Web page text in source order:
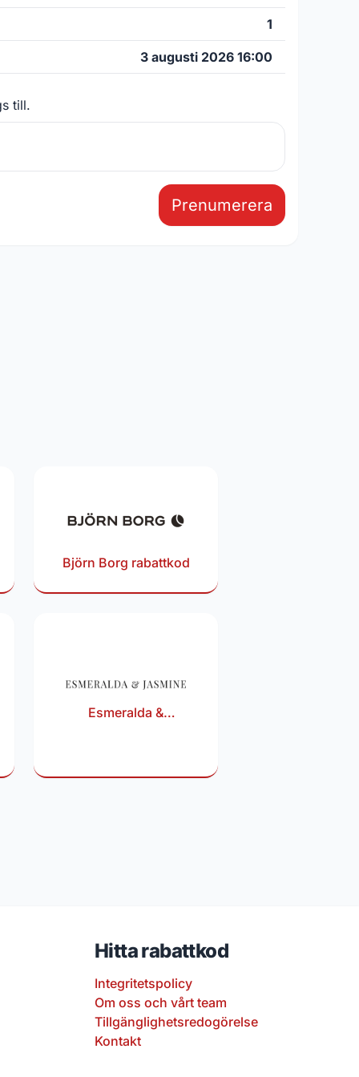
1
3 augusti 2026 16:00
till.
Prenumerera
Björn Borg rabattkod
Esmeralda &
Hitta rabattkod
Integritetspolicy
Om oss och vårt team
Tillgänglighetsredogörelse
Kontakt